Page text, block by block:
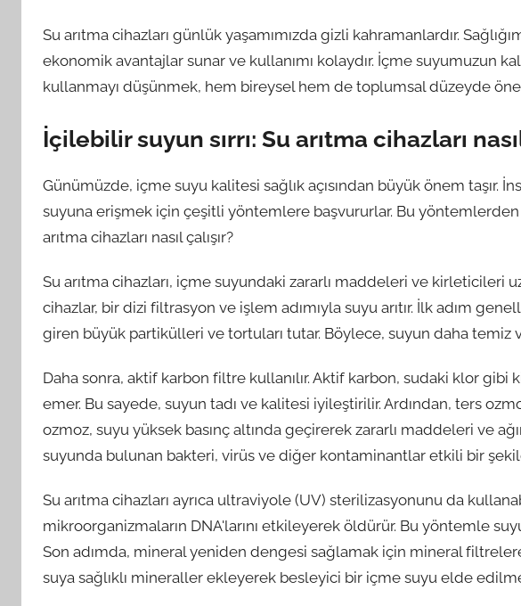
Su arıtma cihazları günlük yaşamımızda gizli kahramanlardır.
ekonomik avantajlar sunar ve kullanımı kolaydır. İçme suyumuzun
kullanmayı düşünmek, hem bireysel hem de toplumsal düzeyde
İçilebilir suyun sırrı: Su arıtma cihazları
Günümüzde, içme suyu kalitesi sağlık açısından büyük önem taşır.
suyuna erişmek için çeşitli yöntemlere başvururlar. Bu yöntemlerden
arıtma cihazları nasıl çalışır?
Su arıtma cihazları, içme suyundaki zararlı maddeleri ve kirleticileri
cihazlar, bir dizi filtrasyon ve işlem adımıyla suyu arıtır. İlk adım
giren büyük partikülleri ve tortuları tutar. Böylece, suyun daha temiz
Daha sonra, aktif karbon filtre kullanılır. Aktif karbon, sudaki klor gibi
emer. Bu sayede, suyun tadı ve kalitesi iyileştirilir. Ardından, ters
ozmoz, suyu yüksek basınç altında geçirerek zararlı maddeleri ve
suyunda bulunan bakteri, virüs ve diğer kontaminantlar etkili bir
Su arıtma cihazları ayrıca ultraviyole (UV) sterilizasyonunu da
mikroorganizmaların DNA'larını etkileyerek öldürür. Bu yöntemle
Son adımda, mineral yeniden dengesi sağlamak için mineral
suya sağlıklı mineraller ekleyerek besleyici bir içme suyu elde